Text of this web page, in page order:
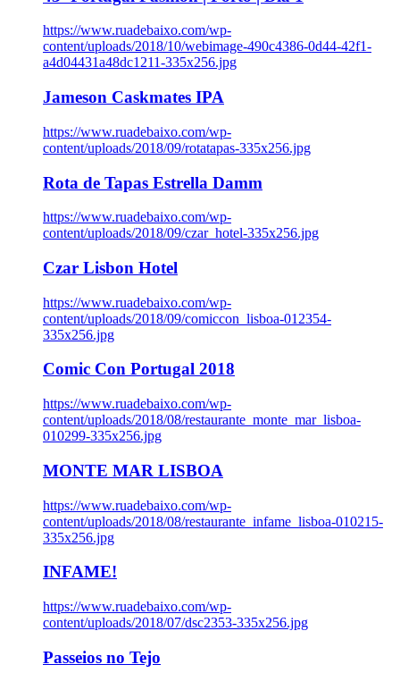
https://www.ruadebaixo.com/wp-
content/uploads/2018/10/webimage-490c4386-0d44-42f1-
a4d04431a48dc1211-335x256.jpg
Jameson Caskmates IPA
https://www.ruadebaixo.com/wp-
content/uploads/2018/09/rotatapas-335x256.jpg
Rota de Tapas Estrella Damm
https://www.ruadebaixo.com/wp-
content/uploads/2018/09/czar_hotel-335x256.jpg
Czar Lisbon Hotel
https://www.ruadebaixo.com/wp-
content/uploads/2018/09/comiccon_lisboa-012354-
335x256.jpg
Comic Con Portugal 2018
https://www.ruadebaixo.com/wp-
content/uploads/2018/08/restaurante_monte_mar_lisboa-
010299-335x256.jpg
MONTE MAR LISBOA
https://www.ruadebaixo.com/wp-
content/uploads/2018/08/restaurante_infame_lisboa-010215-
335x256.jpg
INFAME!
https://www.ruadebaixo.com/wp-
content/uploads/2018/07/dsc2353-335x256.jpg
Passeios no Tejo